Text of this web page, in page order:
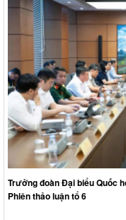
Trưởng đoàn Đại biểu Quốc
Phiên thảo luận tổ 6